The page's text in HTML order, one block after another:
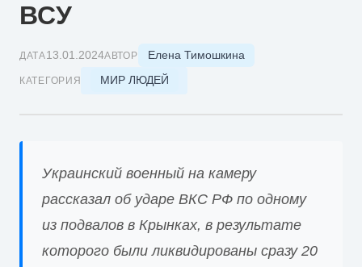
ВСУ
ДАТА13.01.2024АВТОР Елена Тимошкина
КАТЕГОРИЯ МИР ЛЮДЕЙ
Украинский военный на камеру
рассказал об ударе ВКС РФ по одному
из подвалов в Крынках, в результате
которого были ликвидированы сразу 20